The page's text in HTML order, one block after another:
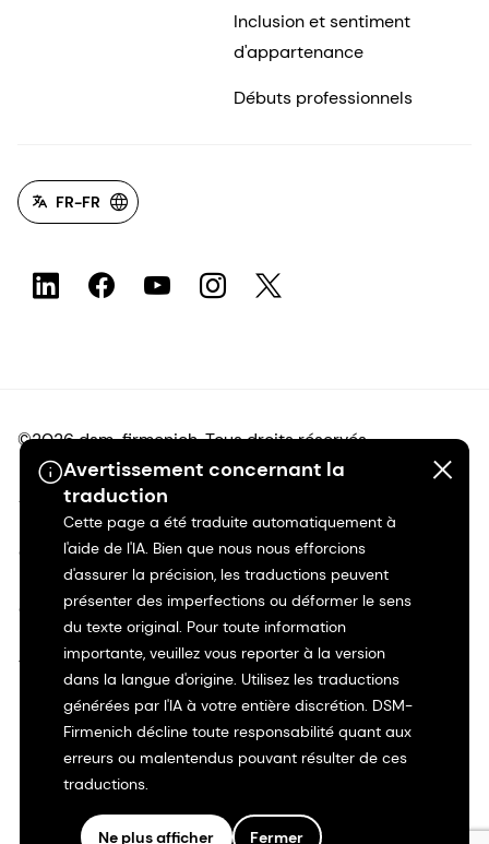
Avertissement concernant la
traduction
Cette page a été traduite automatiquement à
l'aide de l'IA. Bien que nous nous efforcions
d'assurer la précision, les traductions peuvent
présenter des imperfections ou déformer le sens
du texte original. Pour toute information
importante, veuillez vous reporter à la version
dans la langue d'origine. Utilisez les traductions
générées par l'IA à votre entière discrétion. DSM-
Firmenich décline toute responsabilité quant aux
erreurs ou malentendus pouvant résulter de ces
traductions.
Ne plus afficher Fermer
Inclusion et sentiment
d'appartenance
Débuts professionnels
FR-FR
©2026 dsm-firmenich. Tous droits réservés.
Avis de confidentialité
Conditions d'utilisation
Conditions d'utilisation
Transparence en Californie
Déclaration d'accessibilité
Informations juridiques
Plan du site